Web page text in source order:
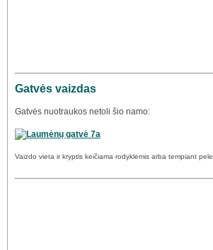
Gatvės vaizdas
Gatvės nuotraukos netoli šio namo:
Vaizdo vieta ir kryptis keičiama rodyklėmis arba tempiant pele.